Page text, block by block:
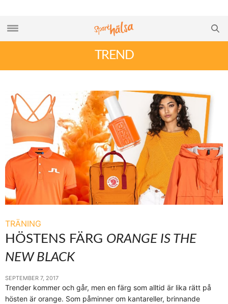
TREND
TRÄNING
HÖSTENS FÄRG ORANGE IS THE
NEW BLACK
SEPTEMBER 7, 2017
Trender kommer och går, men en färg som alltid är lika rätt på
hösten är orange. Som påminner om kantareller, brinnande